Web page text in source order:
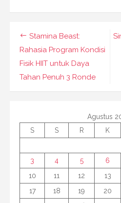
Navigasi
pos
Stamina Beast:
Rahasia Program Kondisi
Fisik HIIT untuk Daya
Tahan Penuh 3 Ronde
Agustus
S
S R K
3
4 5 6
10
11 12 13
17
18 19 20